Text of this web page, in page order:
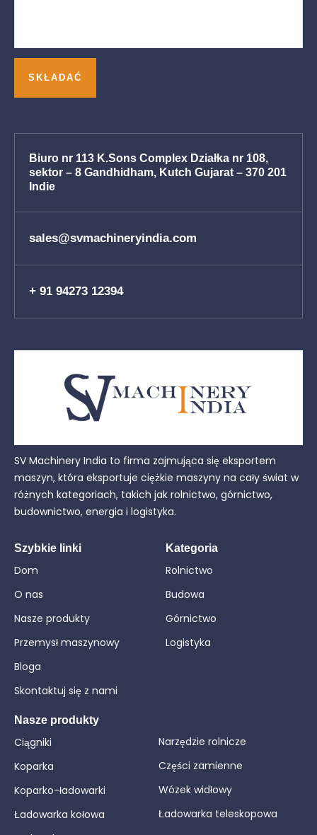
Biuro nr 113 K.Sons Complex Działka nr 108,
sektor – 8 Gandhidham, Kutch Gujarat – 370 201
Indie
sales@svmachineryindia.com
+ 91 94273 12394
SV Machinery India to firma zajmująca się eksportem
maszyn, która eksportuje ciężkie maszyny na cały świat w
różnych kategoriach, takich jak rolnictwo, górnictwo,
budownictwo, energia i logistyka.
Szybkie linki
Dom
O nas
Nasze produkty
Przemysł maszynowy
Bloga
Skontaktuj się z nami
Kategoria
Rolnictwo
Budowa
Górnictwo
Logistyka
Nasze produkty
Ciągniki
Koparka
Koparko-ładowarki
Ładowarka kołowa
Narzędzie rolnicze
Części zamienne
Wózek widłowy
Ładowarka teleskopowa